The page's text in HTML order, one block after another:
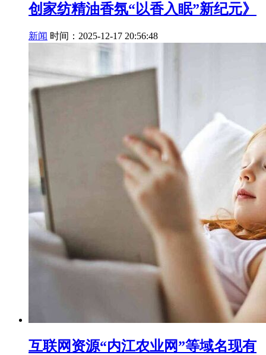
创家纺精油香氛“以香入眠”新纪元》
新闻 时间：2025-12-17 20:56:48
互联网资源“内江农业网”等域名现有